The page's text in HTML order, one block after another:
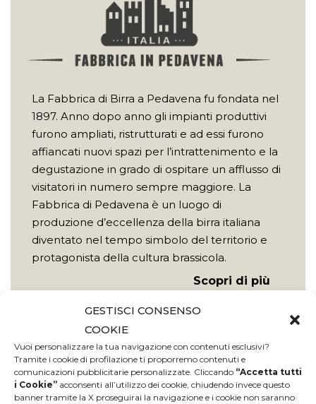
GESTISCI CONSENSO
COOKIE
Vuoi personalizzare la tua navigazione con contenuti esclusivi?
Tramite i cookie di profilazione ti proporremo contenuti e
comunicazioni pubblicitarie personalizzate. Cliccando “Accetta tutti
i Cookie” acconsenti all’utilizzo dei cookie, chiudendo invece questo
banner tramite la X proseguirai la navigazione e i cookie non saranno
La Fabbrica di Birra a Pedavena fu fondata nel
1897. Anno dopo anno gli impianti produttivi
furono ampliati, ristrutturati e ad essi furono
affiancati nuovi spazi per l’intrattenimento e la
degustazione in grado di ospitare un afflusso di
visitatori in numero sempre maggiore. La
Fabbrica di Pedavena è un luogo di
produzione d’eccellenza della birra italiana
diventato nel tempo simbolo del territorio e
protago­nista della cultura brassicola.
Scopri di più